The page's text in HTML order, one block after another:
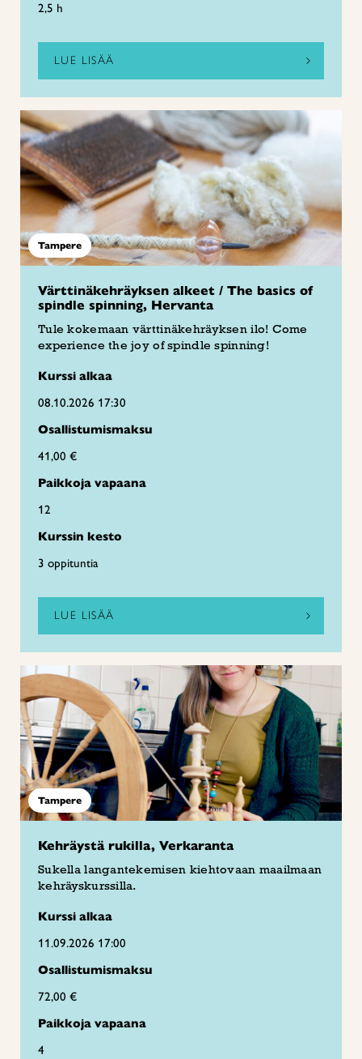
2,5 h
LUE LISÄÄ
Tampere
Värttinäkehräyksen alkeet / The basics of
spindle spinning, Hervanta
Tule kokemaan värttinäkehräyksen ilo! Come
experience the joy of spindle spinning!
Kurssi alkaa
08.10.2026 17:30
Osallistumismaksu
41,00 €
Paikkoja vapaana
12
Kurssin kesto
3 oppituntia
LUE LISÄÄ
Tampere
Kehräystä rukilla, Verkaranta
Sukella langantekemisen kiehtovaan maailmaan
kehräyskurssilla.
Kurssi alkaa
11.09.2026 17:00
Osallistumismaksu
72,00 €
Paikkoja vapaana
4